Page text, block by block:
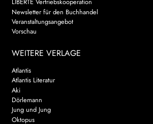
LIBERTÉ Vertriebskooperation
Newsletter für den Buchhandel
Veranstaltungsangebot
Vorschau
WEITERE VERLAGE
Atlantis
Atlantis Literatur
Aki
Dörlemann
Jung und Jung
Oktopus